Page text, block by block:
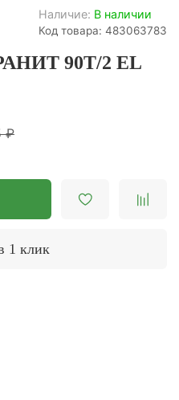
Наличие: В наличии
Код товара: 483063783
90T/2 EL
₽
1 клик